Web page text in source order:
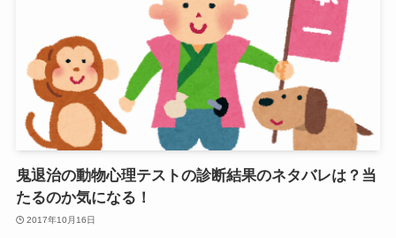
鬼退治の動物心理テストの診断結果のネタバレは？当
たるのか気になる！
2017年10月16日